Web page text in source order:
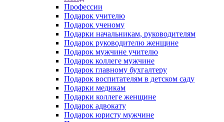
Профессии
Подарок учителю
Подарок ученому
Подарки начальникам, руководителям
Подарок руководителю женщине
Подарок мужчине учителю
Подарок коллеге мужчине
Подарок главному бухгалтеру
Подарок воспитателям в детском саду
Подарки медикам
Подарки коллеге женщине
Подарок адвокату
Подарок юристу мужчине